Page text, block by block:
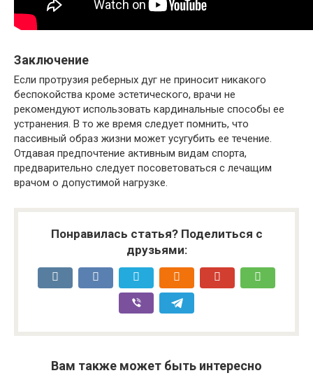
Заключение
Если протрузия реберных дуг не приносит никакого
беспокойства кроме эстетического, врачи не
рекомендуют использовать кардинальные способы ее
устранения. В то же время следует помнить, что
пассивный образ жизни может усугубить ее течение.
Отдавая предпочтение активным видам спорта,
предварительно следует посоветоваться с лечащим
врачом о допустимой нагрузке.
Понравилась статья? Поделиться с
друзьями:
Вам также может быть интересно